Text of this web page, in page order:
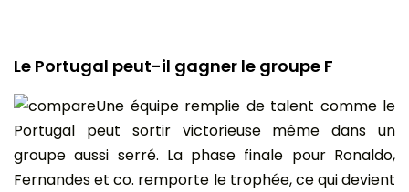
Le Portugal peut-il gagner le groupe F
Une équipe remplie de talent comme le
Portugal peut sortir victorieuse même dans un
groupe aussi serré. La phase finale pour Ronaldo,
Fernandes et co. remporte le trophée, ce qui devient